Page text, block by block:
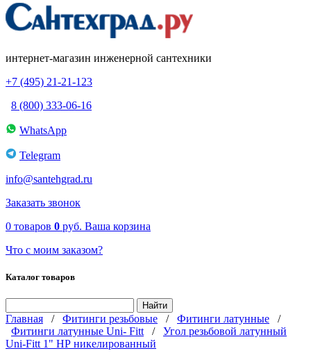
интернет-магазин инженерной сантехники
+7 (495) 21-21-123
8 (800) 333-06-16
WhatsApp
Telegram
info@santehgrad.ru
Заказать звонок
0 товаров 0 руб. Ваша корзина
Что с моим заказом?
Каталог товаров
Главная / Фитинги резьбовые / Фитинги латунные /
Фитинги латунные Uni- Fitt / Угол резьбовой латунный
Uni-Fitt 1" НР никелированный